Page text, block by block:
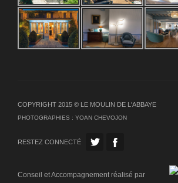
COPYRIGHT 2015 © LE MOULIN DE L'ABBAYE
PHOTOGRAPHIES : YOAN CHEVOJON
RESTEZ CONNECTÉ
Conseil et Accompagnement réalisé par